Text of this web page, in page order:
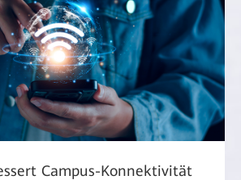
Campus-Konnektivität